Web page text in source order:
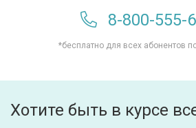
8-800-555-
*бесплатно для всех абонентов
Хотите быть в курсе